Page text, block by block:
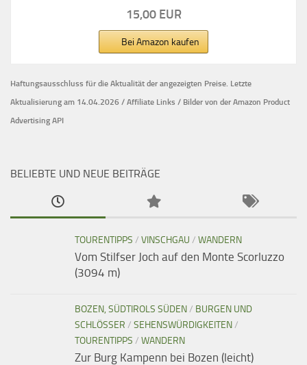
15,00 EUR
Bei Amazon kaufen
Haftungsausschluss für die Aktualität der angezeigten Preise. Letzte
Aktualisierung am 14.04.2026 / Affiliate Links / Bilder von der Amazon Product
Advertising API
BELIEBTE UND NEUE BEITRÄGE
TOURENTIPPS / VINSCHGAU / WANDERN
Vom Stilfser Joch auf den Monte Scorluzzo
(3094 m)
BOZEN, SÜDTIROLS SÜDEN/ BURGEN UND
SCHLÖSSER / SEHENSWÜRDIGKEITEN/
TOURENTIPPS / WANDERN
Zur Burg Kampenn bei Bozen (leicht)